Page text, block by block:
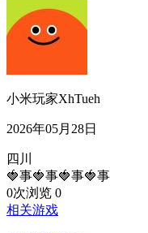
小米玩家XhTueh
2026年05月28日
四川
🍓事🍓事🍓事🍓事
0次浏览 0
相关游戏